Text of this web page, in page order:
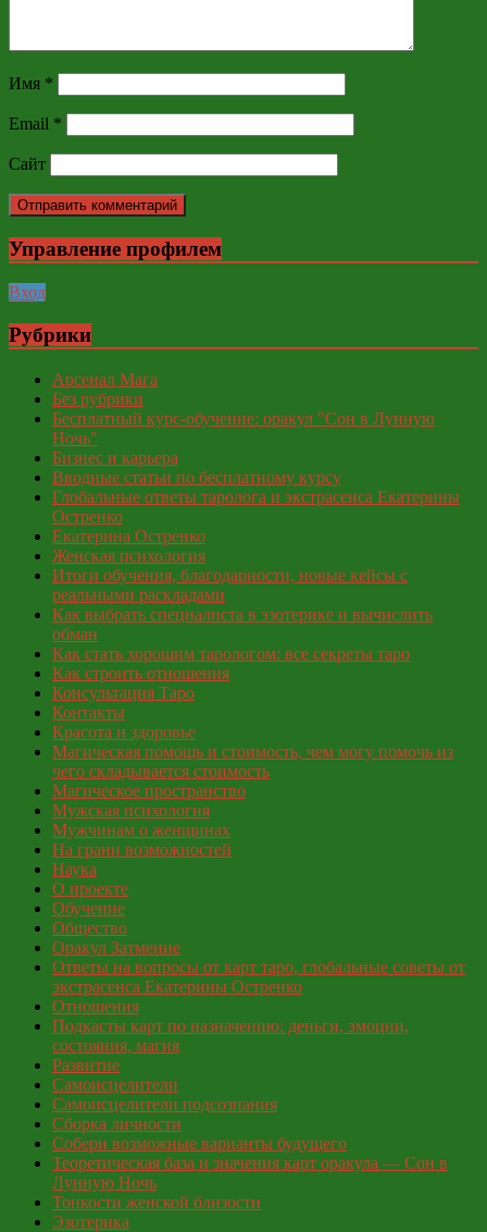
Имя *
Email *
Сайт
Управление профилем
Вход
Рубрики
Арсенал Мага
Без рубрики
Бесплатный курс-обучение: оракул "Сон в Лунную
Ночь"
Бизнес и карьера
Вводные статьи по бесплатному курсу
Глобальные ответы таролога и экстрасенса Екатерины
Остренко
Екатерина Остренко
Женская психология
Итоги обучения, благодарности, новые кейсы с
реальными раскладами
Как выбрать специалиста в эзотерике и вычислить
обман
Как стать хорошим тарологом: все секреты таро
Как строить отношения
Консультация Таро
Контакты
Красота и здоровье
Магическая помощь и стоимость, чем могу помочь из
чего складывается стоимость
Магическое пространство
Мужская психология
Мужчинам о женщинах
На грани возможностей
Наука
О проекте
Обучение
Общество
Оракул Затмение
Ответы на вопросы от карт таро, глобальные советы от
экстрасенса Екатерины Остренко
Отношения
Подкасты карт по назначению: деньги, эмоции,
состояния, магия
Развитие
Самоисцелители
Самоисцелители подсознания
Сборка личности
Собери возможные варианты будущего
Теоретическая база и значения карт оракула — Сон в
Лунную Ночь
Тонкости женской близости
Эзотерика